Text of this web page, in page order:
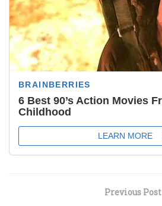
Previous Post